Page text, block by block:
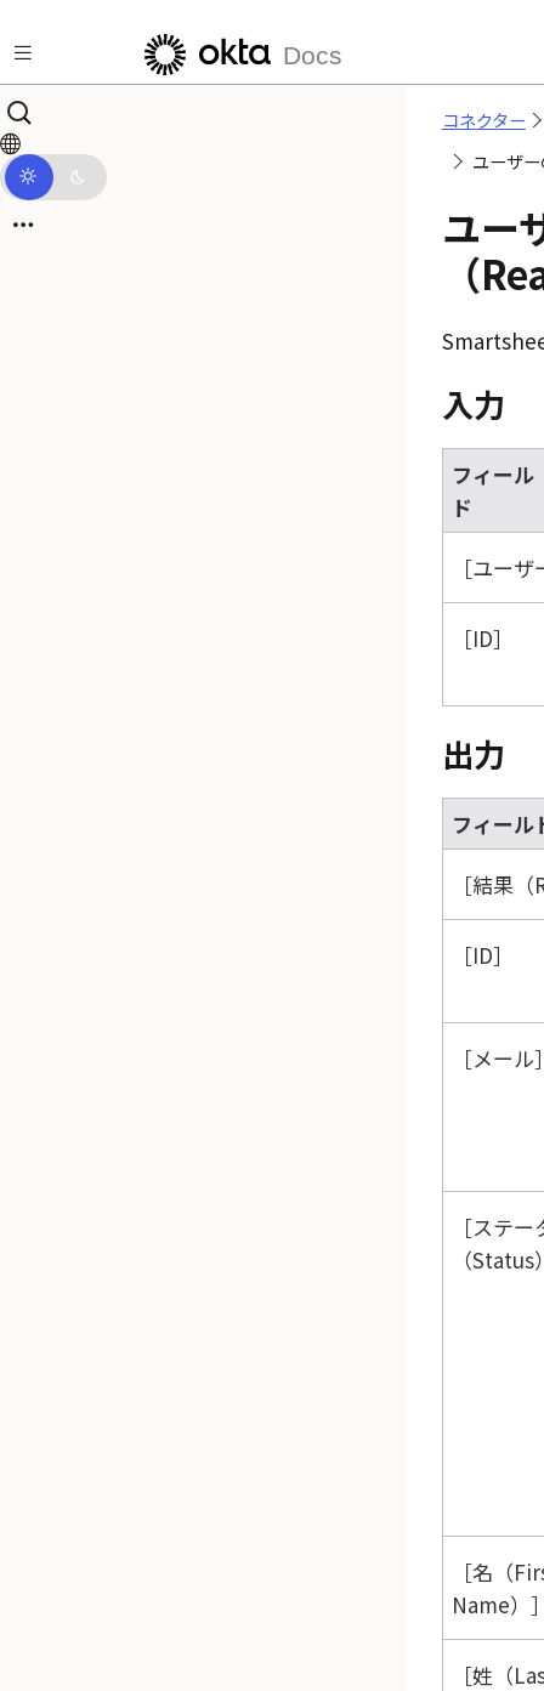
Docs
コネクター
ユーザ
ユー
（
入力
フィール
ド
ユーザ
ID
出力
フィール
結果（
ID
メール
ステー
（Status
名（
Name）
姓（